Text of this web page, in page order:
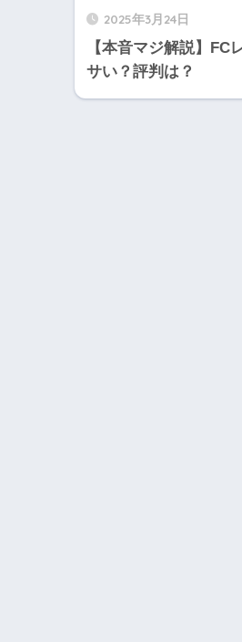
2025年3月24日
【本音マジ解説】FC
サい？評判は？